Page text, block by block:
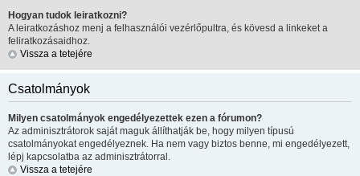
Hogyan tudok leiratkozni?
A leiratkozáshoz menj a felhasználói vezérlőpultra, és kövesd a linkeket a
feliratkozásaidhoz.
Vissza a tetejére
Csatolmányok
Milyen csatolmányok engedélyezettek ezen a fórumon?
Az adminisztrátorok saját maguk állíthatják be, hogy milyen típusú
csatolmányokat engedélyeznek. Ha nem vagy biztos benne, mi engedélyezett,
lépj kapcsolatba az adminisztrátorral.
Vissza a tetejére